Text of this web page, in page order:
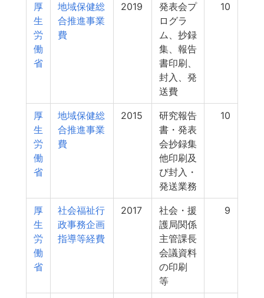
厚
生
労
働
省
地域保健総
合推進事業
費
2019
発表会プ
ログラ
ム、抄録
集、報告
書印刷、
封入、発
送費
10
厚
生
労
働
省
地域保健総
合推進事業
費
2015
研究報告
書・発表
会抄録集
他印刷及
び封入・
発送業務
10
厚
生
労
働
省
社会福祉行
政事務企画
指導等経費
2017
社会・援
護局関係
主管課長
会議資料
の印刷
等
9